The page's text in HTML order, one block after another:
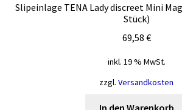
Slipeinlage TENA Lady discreet Mini
Stück)
69,58 €
inkl. 19 % MwSt.
zzgl. Versandkosten